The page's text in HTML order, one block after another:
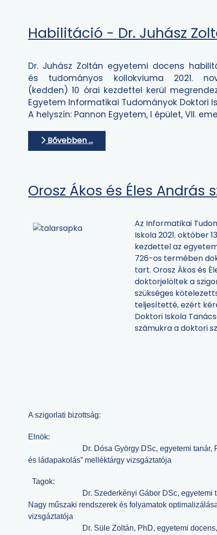
Habilitáció - Dr. Juhász
Dr. Juhász Zoltán egyetemi docens
és tudományos kollokviuma 2021.
(kedden) 10 órai kezdettel kerül
Egyetem Informatikai Tudományok Doktori
A helyszín: Pannon Egyetem, I épület, VII.
Bővebben …
Orosz Ákos és Éles András
Az Informatikai
Iskola 2021. október
kezdettel az
726-os termében
tart. Orosz Ákos és
doktorjelöltek a
szükséges
teljesítetté, ezért
Doktori Iskola
számukra a doktori
A szigorlati bizottság:
Elnök:
Dr. Dósa György DSc, egyetemi tanár, PE,
és ládapakolás” melléktárgy vizsgáztatója
Tagok:
Dr. Szederkényi Gábor DSc, egyetemi
Nagy műszaki rendszerek és folyamatok
vizsgáztatója
Dr. Süle Zoltán, PhD, egyetemi docens,